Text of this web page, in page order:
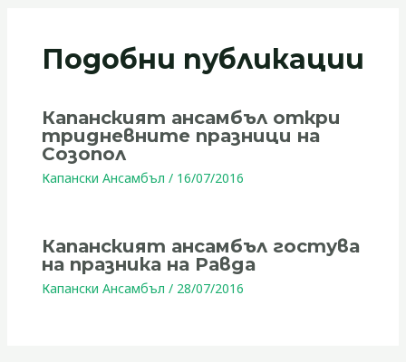
Подобни публикации
Капанският ансамбъл откри
тридневните празници на
Созопол
Капански Ансамбъл / 16/07/2016
Капанският ансамбъл гостува
на празника на Равда
Капански Ансамбъл / 28/07/2016